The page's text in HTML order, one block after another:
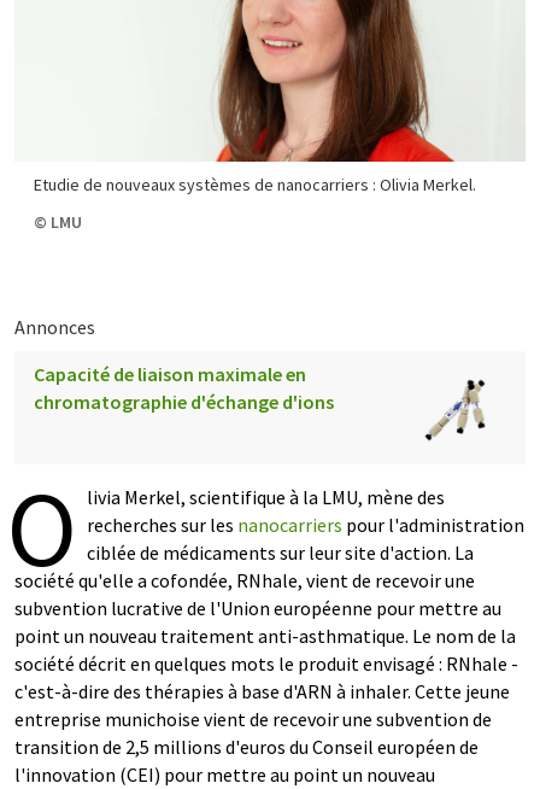
Etudie de nouveaux systèmes de nanocarriers : Olivia Merkel.
© LMU
Annonces
Capacité de liaison maximale en
chromatographie d'échange d'ions
O
livia Merkel, scientifique à la LMU, mène des
recherches sur les nanocarriers pour l'administration
ciblée de médicaments sur leur site d'action. La
société qu'elle a cofondée, RNhale, vient de recevoir une
subvention lucrative de l'Union européenne pour mettre au
point un nouveau traitement anti-asthmatique. Le nom de la
société décrit en quelques mots le produit envisagé : RNhale -
c'est-à-dire des thérapies à base d'ARN à inhaler. Cette jeune
entreprise munichoise vient de recevoir une subvention de
transition de 2,5 millions d'euros du Conseil européen de
l'innovation (CEI) pour mettre au point un nouveau